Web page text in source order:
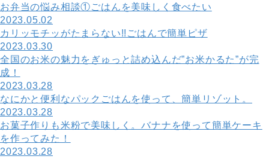
お弁当の悩み相談①ごはんを美味しく食べたい
2023.05.02
カリッモチッがたまらない!!ごはんで簡単ピザ
2023.03.30
全国のお米の魅力をぎゅっと詰め込んだ”お米かるた”が完
成！
2023.03.28
なにかと便利なパックごはんを使って、簡単リゾット。
2023.03.28
お菓子作りも米粉で美味しく。バナナを使って簡単ケーキ
を作ってみた！
2023.03.28